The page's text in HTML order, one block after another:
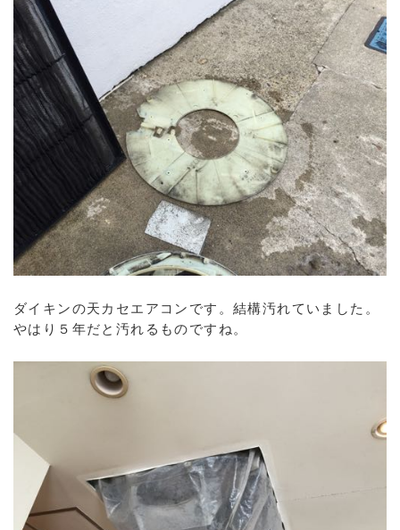
ダイキンの天カセエアコンです。結構汚れていました。
やはり５年だと汚れるものですね。